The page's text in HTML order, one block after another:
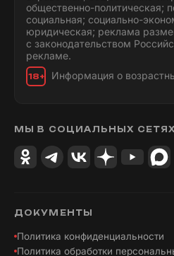
общественно-политическая;
социальная; социально-
юридическая; реклама
с законодательством
рекламе.
18+ Информация о
МЫ В СОЦИАЛЬНЫХ СЕТЯХ
ДОКУМЕНТЫ
Политика конфиденциальности
Политика обработки